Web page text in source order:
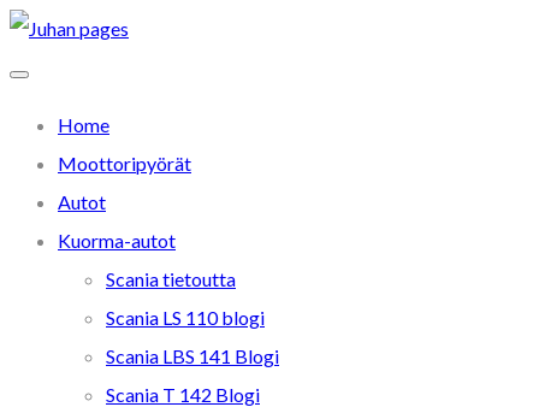
Home
Moottoripyörät
Autot
Kuorma-autot
Scania tietoutta
Scania LS 110 blogi
Scania LBS 141 Blogi
Scania T 142 Blogi